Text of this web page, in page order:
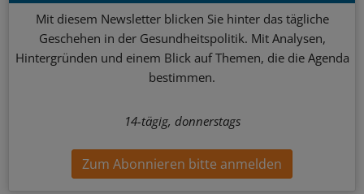
Mit diesem Newsletter blicken Sie hinter das tägliche
Geschehen in der Gesundheitspolitik. Mit Analysen,
Hintergründen und einem Blick auf Themen, die die Agenda
bestimmen.
14-tägig, donnerstags
Zum Abonnieren bitte anmelden